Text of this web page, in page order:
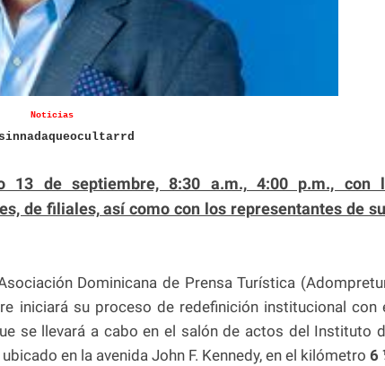
Noticias
13 de septiembre, 8:30 a.m., 4:00 p.m., con
de filiales, así como con los representantes de
Dominicana de Prensa Turística
iniciará su proceso de redefinición institucional con
se llevará a cabo en el salón de actos del Instituto
ubicado en la avenida John F. Kennedy, en el kilómetro 6